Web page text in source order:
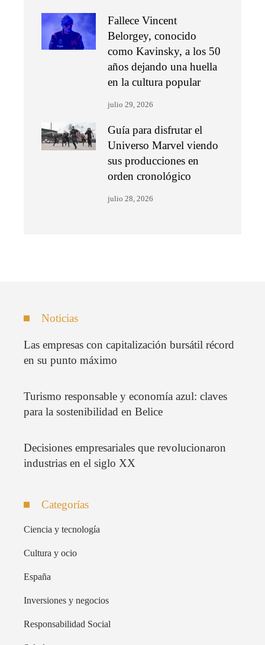
Fallece Vincent
Belorgey, conocido
como Kavinsky, a los 50
años dejando una huella
en la cultura popular
julio 29, 2026
Guía para disfrutar el
Universo Marvel viendo
sus producciones en
orden cronológico
julio 28, 2026
Noticias
Las empresas con capitalización bursátil récord
en su punto máximo
Turismo responsable y economía azul: claves
para la sostenibilidad en Belice
Decisiones empresariales que revolucionaron
industrias en el siglo XX
Categorías
Ciencia y tecnología
Cultura y ocio
España
Inversiones y negocios
Responsabilidad Social